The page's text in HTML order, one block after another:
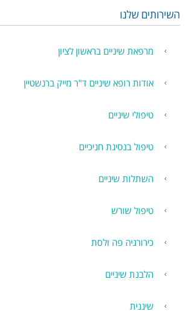
השירותים שלנו
מרפאת שיניים בראשון לציון
אודות רופא שיניים ד"ר מייק ברנשטיין
טיפולי שיניים
טיפול בנסיגת חניכיים
השתלות שיניים
טיפול שורש
כירורגיה פה ולסת
הלבנת שיניים
שיננית